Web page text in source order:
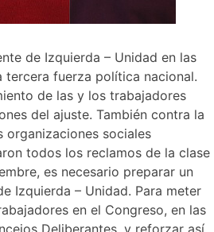
de Izquierda – Unidad en las
tercera fuerza política nacional.
de las y los trabajadores
del ajuste. También contra la
organizaciones sociales
todos los reclamos de la clase
es necesario preparar un
Izquierda – Unidad. Para meter
en el Congreso, en las
Deliberantes, y reforzar así